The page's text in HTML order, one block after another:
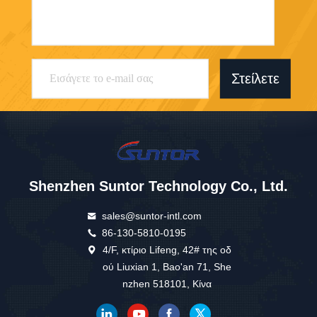
Στείλετε
Shenzhen Suntor Technology Co., Ltd.
sales@suntor-intl.com
86-130-5810-0195
4/F, κτίριο Lifeng, 42# της οδ
ού Liuxian 1, Bao'an 71, She
nzhen 518101, Κίνα